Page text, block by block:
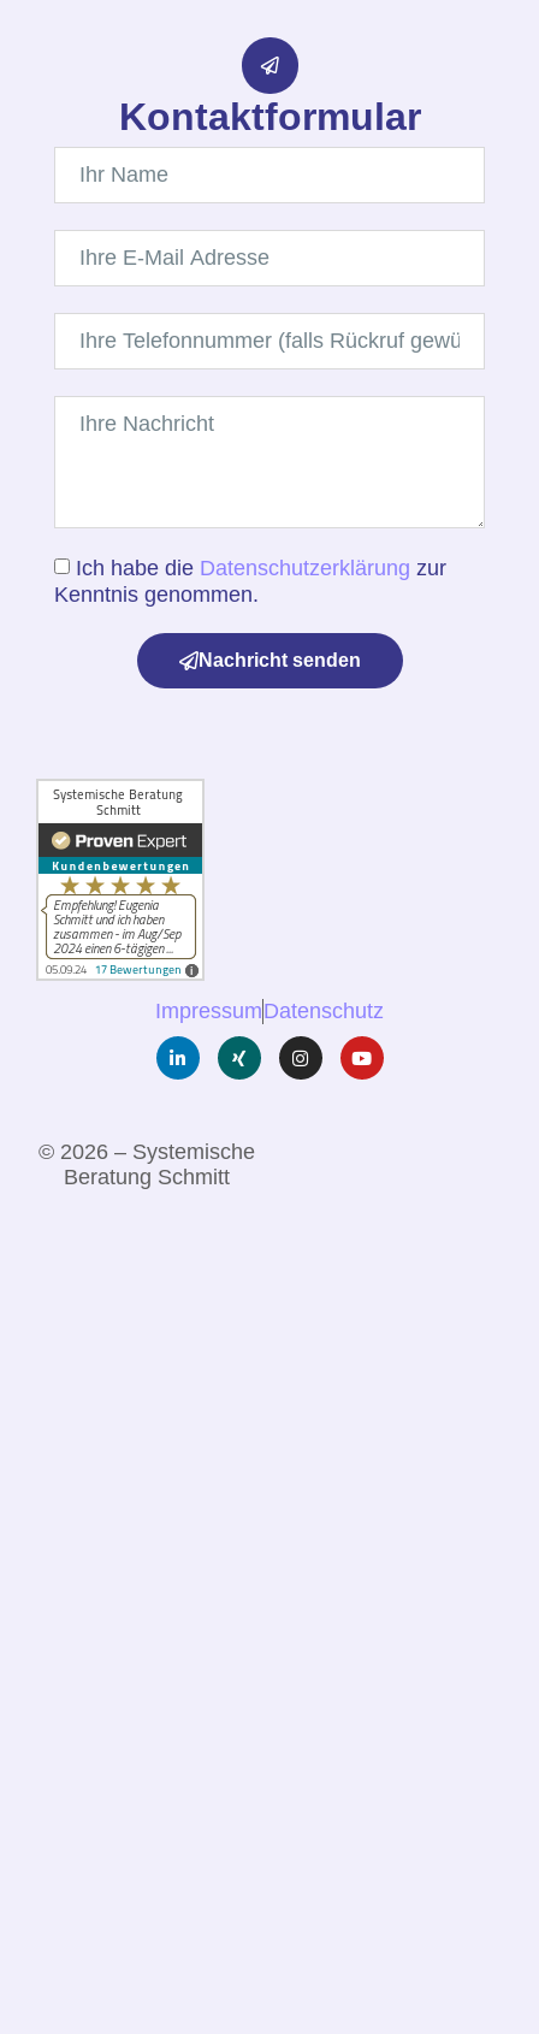
Kontaktformular
Ich habe die Datenschutz­erklärung zur
Kenntnis genommen.
Nachricht senden
ImpressumDatenschutz
© 2026 – Systemische
Beratung Schmitt